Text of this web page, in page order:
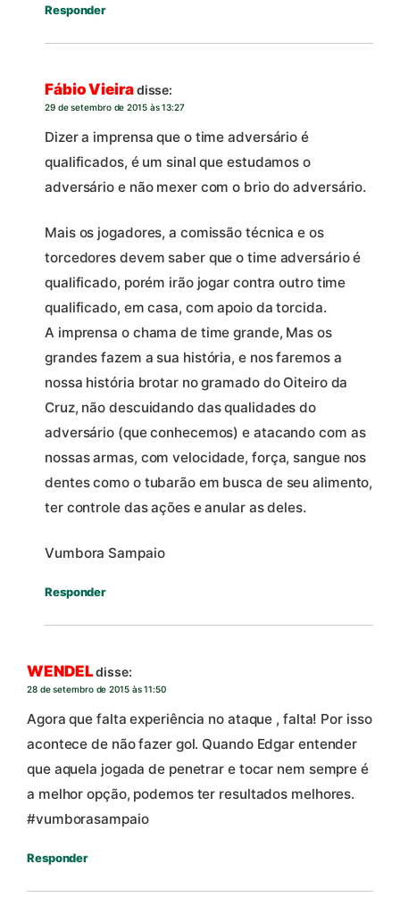
Responder
Fábio Vieiradisse:
29 de setembro de 2015 às 13:27
Dizer a imprensa que o time adversário é
qualificados, é um sinal que estudamos o
adversário e não mexer com o brio do adversário.
Mais os jogadores, a comissão técnica e os
torcedores devem saber que o time adversário é
qualificado, porém irão jogar contra outro time
qualificado, em casa, com apoio da torcida.
A imprensa o chama de time grande, Mas os
grandes fazem a sua história, e nos faremos a
nossa história brotar no gramado do Oiteiro da
Cruz, não descuidando das qualidades do
adversário (que conhecemos) e atacando com as
nossas armas, com velocidade, força, sangue nos
dentes como o tubarão em busca de seu alimento,
ter controle das ações e anular as deles.
Vumbora Sampaio
Responder
WENDELdisse:
28 de setembro de 2015 às 11:50
Agora que falta experiência no ataque , falta! Por isso
acontece de não fazer gol. Quando Edgar entender
que aquela jogada de penetrar e tocar nem sempre é
a melhor opção, podemos ter resultados melhores.
#vumborasampaio
Responder